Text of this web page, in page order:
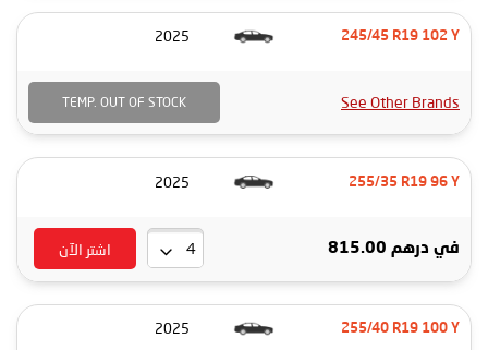
245/45 R19 102 Y
2025
See Other Brands
TEMP. OUT OF STOCK
255/35 R19 96 Y
2025
في درهم 815.00 اشتر الآن
255/40 R19 100 Y
2025